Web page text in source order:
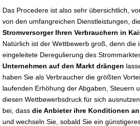
Das Procedere ist also sehr übersichtlich,
von den umfangreichen Dienstleistungen,
Stromversorger Ihren Verbrauchern in
Natürlich ist der Wettbewerb groß, denn die
eingeleitete Deregulierung des
Unternehmen auf den Markt drängen
haben Sie als Verbraucher die größten
laufenden Erhöhung der Abgaben, Steuern
diesen Wettbewerbsdruck für sich
bei, dass die Anbieter ihre Konditionen
und wechseln Sie, sobald Sie ein